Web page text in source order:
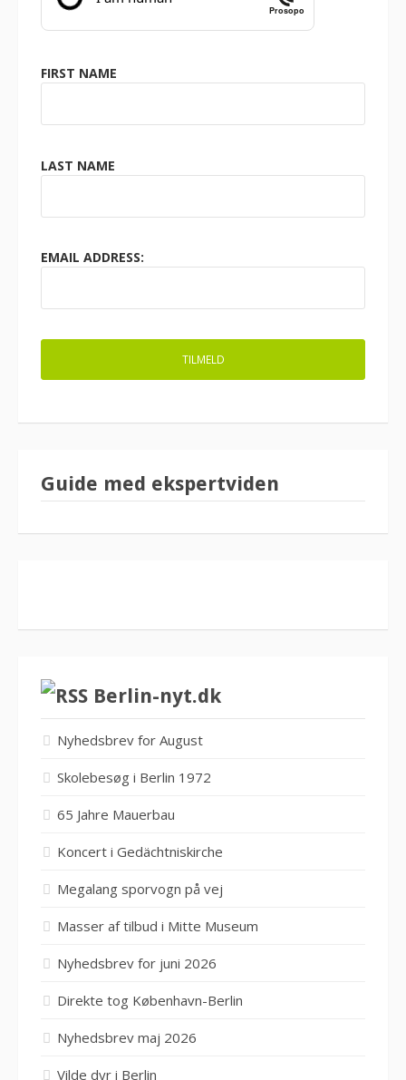
Prosopo
FIRST NAME
LAST NAME
EMAIL ADDRESS:
Guide med ekspertviden
Berlin-nyt.dk
Nyhedsbrev for August
Skolebesøg i Berlin 1972
65 Jahre Mauerbau
Koncert i Gedächtniskirche
Megalang sporvogn på vej
Masser af tilbud i Mitte Museum
Nyhedsbrev for juni 2026
Direkte tog København-Berlin
Nyhedsbrev maj 2026
Vilde dyr i Berlin